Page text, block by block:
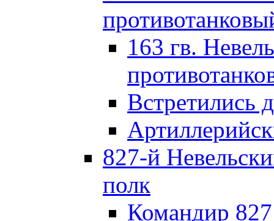
163 гв.
Встретились
827-й
полк
Командир 827